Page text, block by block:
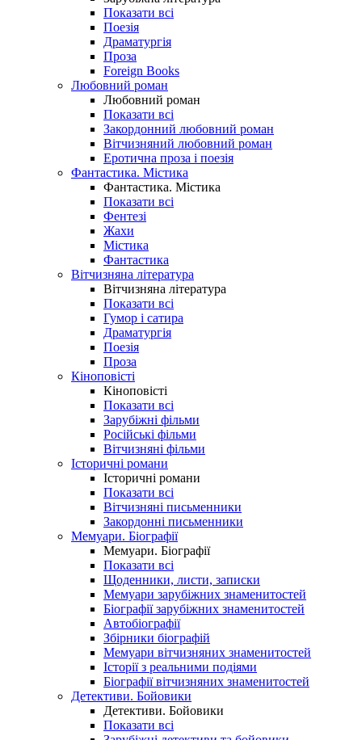
Показати всі
Поезія
Драматургія
Проза
Foreign Books
Любовний роман
Любовний роман
Показати всі
Закордонний любовний роман
Вітчизняний любовний роман
Еротична проза і поезія
Фантастика. Містика
Фантастика. Містика
Показати всі
Фентезі
Жахи
Містика
Фантастика
Вітчизняна література
Вітчизняна література
Показати всі
Гумор і сатира
Драматургія
Поезія
Проза
Кіноповісті
Кіноповісті
Показати всі
Зарубіжні фільми
Російські фільми
Вітчизняні фільми
Історичні романи
Історичні романи
Показати всі
Вітчизняні письменники
Закордонні письменники
Мемуари. Біографії
Мемуари. Біографії
Показати всі
Щоденники, листи, записки
Мемуари зарубіжних знаменитостей
Біографії зарубіжних знаменитостей
Автобіографії
Збірники біографій
Мемуари вітчизняних знаменитостей
Історії з реальними подіями
Біографії вітчизняних знаменитостей
Детективи. Бойовики
Детективи. Бойовики
Показати всі